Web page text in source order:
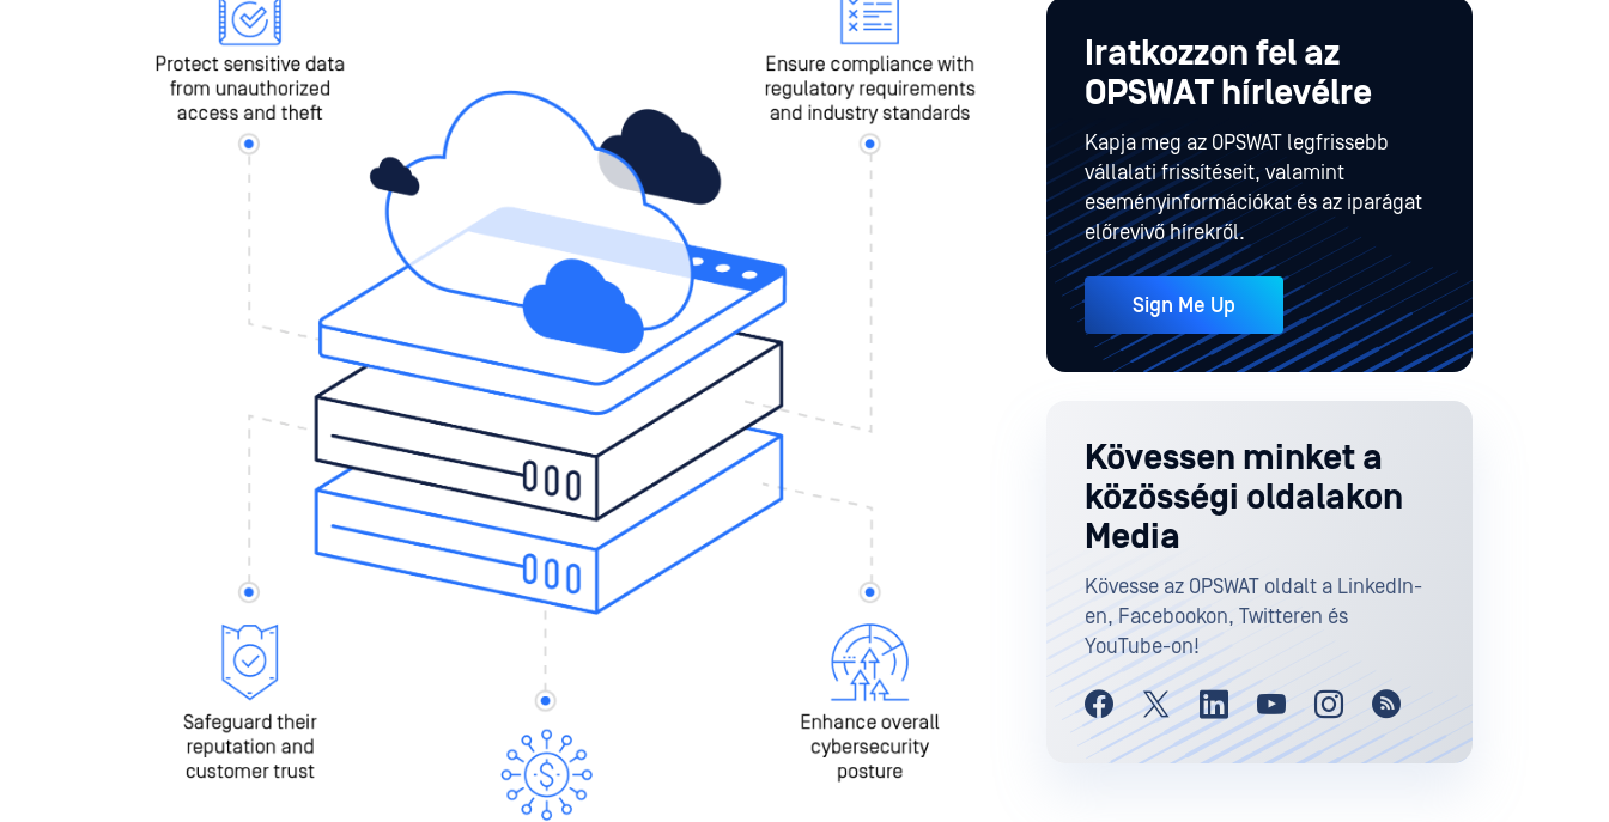
Iratkozzon fel az
OPSWAT hírlevélre
Kapja meg az OPSWAT legfrissebb
vállalati frissítéseit, valamint
eseményinformációkat és az iparágat
előrevivő hírekről.
Sign Me Up
Kövessen minket a
közösségi oldalakon
Media
Kövesse az OPSWAT oldalt a LinkedIn-
en, Facebookon, Twitteren és
YouTube-on!